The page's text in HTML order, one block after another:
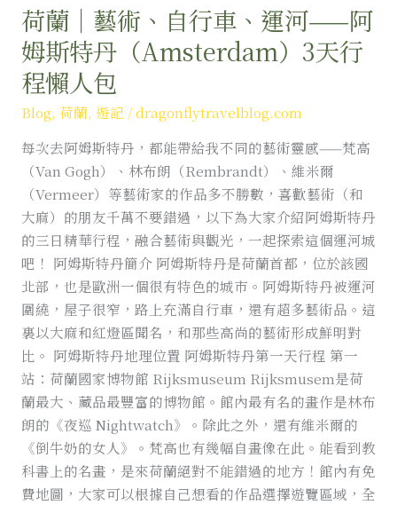
荷蘭｜藝術、自行車、運河——阿
姆斯特丹（Amsterdam）3天行
程懶人包
Blog, 荷蘭, 遊記 /dragonflytravelblog.com
每次去阿姆斯特丹，都能帶給我不同的藝術靈感——梵高
（Van Gogh）、林布朗（Rembrandt）、維米爾
（Vermeer）等藝術家的作品多不勝數，喜歡藝術（和
大麻）的朋友千萬不要錯過，以下為大家介紹阿姆斯特丹
的三日精華行程，融合藝術與觀光，一起探索這個運河城
吧！ 阿姆斯特丹簡介 阿姆斯特丹是荷蘭首都，位於該國
北部，也是歐洲一個很有特色的城市。阿姆斯特丹被運河
圍繞，屋子很窄，路上充滿自行車，還有超多藝術品。這
裏以大麻和紅燈區聞名，和那些高尚的藝術形成鮮明對
比。 阿姆斯特丹地理位置 阿姆斯特丹第一天行程 第一
站：荷蘭國家博物館 Rijksmuseum Rijksmusem是荷
蘭最大、藏品最豐富的博物館。館內最有名的畫作是林布
朗的《夜巡 Nightwatch》。除此之外，還有維米爾的
《倒牛奶的女人》。梵高也有幾幅自畫像在此。能看到教
科書上的名畫，是來荷蘭絕對不能錯過的地方！館內有免
費地圖，大家可以根據自己想看的作品選擇遊覽區域，全
阿
姆
斯
特
丹
（Amsterdam）
3
天
行
程
懶
人
包